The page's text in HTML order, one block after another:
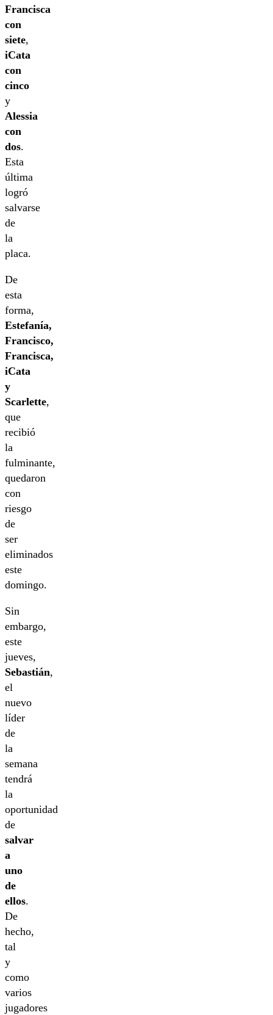
Francisca
con
siete,
iCata
con
cinco
y
Alessia
con
dos.
Esta
última
logró
salvarse
de
la
placa.
De
esta
forma,
Estefanía,
Francisco,
Francisca,
iCata
y
Scarlette,
que
recibió
la
fulminante,
quedaron
con
riesgo
de
ser
eliminados
este
domingo.
Sin
embargo,
este
jueves,
Sebastián,
el
nuevo
líder
de
la
semana
tendrá
la
oportunidad
de
salvar
a
uno
de
ellos.
De
hecho,
tal
y
como
varios
jugadores